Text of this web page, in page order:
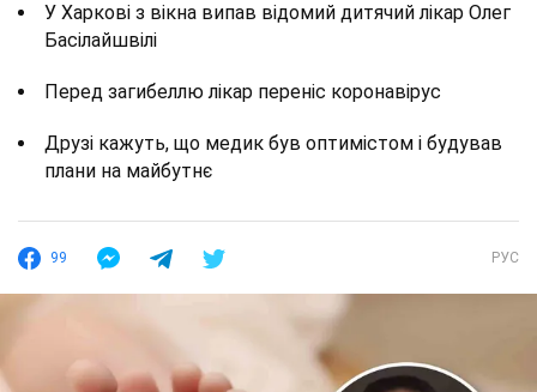
У Харкові з вікна випав відомий дитячий лікар Олег
Басілайшвілі
Перед загибеллю лікар переніс коронавірус
Друзі кажуть, що медик був оптимістом і будував
плани на майбутнє
99 РУС